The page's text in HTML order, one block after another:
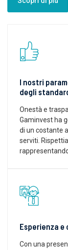
I nostri
degli
Onestà e
Gaminvest ha
di un costante
serviti.
Esperienza e
Con una